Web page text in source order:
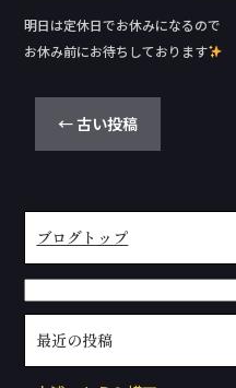
明日は定休日でお休みになるので
お休み前にお待ちしております
←古い投稿
ブログトップ
最近の投稿